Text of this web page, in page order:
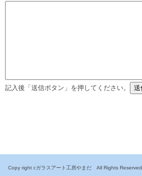
記入後「送信ボタン」を押してください。
Copy right cガラスアート工房やまだ All Rights Reserved.